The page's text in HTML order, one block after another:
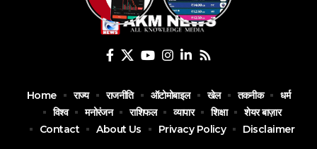
Home राज्य राजनीति ऑटोमोबाइल खेल तकनीक
धर्म
विश्व
मनोरंजन राशिफल व्यापार शिक्षा
शेयर बाज़ार
Contact
About Us Privacy Policy Disclaimer